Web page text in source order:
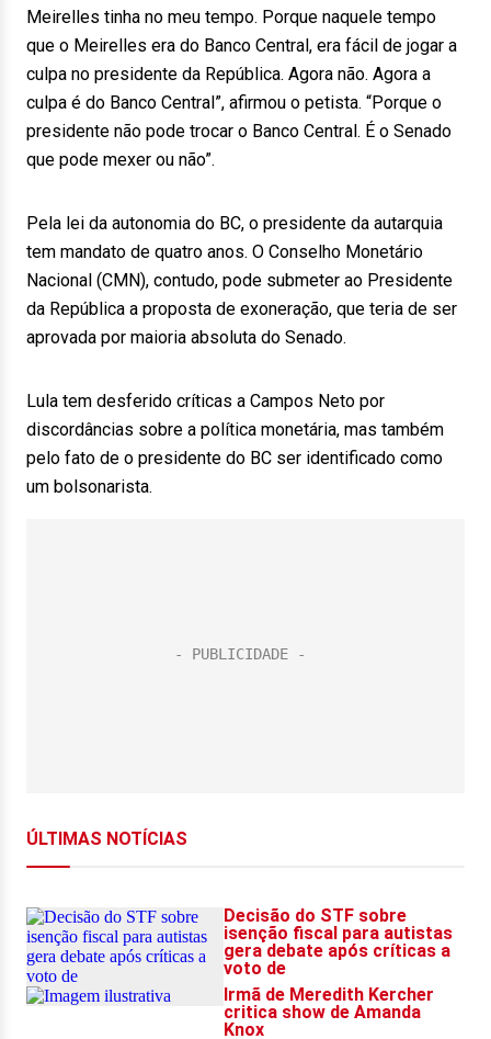
Meirelles tinha no meu tempo. Porque naquele tempo
que o Meirelles era do Banco Central, era fácil de jogar a
culpa no presidente da República. Agora não. Agora a
culpa é do Banco Central”, afirmou o petista. “Porque o
presidente não pode trocar o Banco Central. É o Senado
que pode mexer ou não”.
Pela lei da autonomia do BC, o presidente da autarquia
tem mandato de quatro anos. O Conselho Monetário
Nacional (CMN), contudo, pode submeter ao Presidente
da República a proposta de exoneração, que teria de ser
aprovada por maioria absoluta do Senado.
Lula tem desferido críticas a Campos Neto por
discordâncias sobre a política monetária, mas também
pelo fato de o presidente do BC ser identificado como
um bolsonarista.